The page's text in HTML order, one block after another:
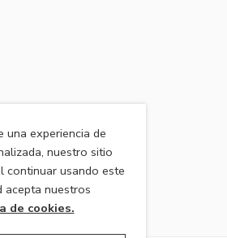
una experiencia de
nuestro sitio
continuar usando este
acepta nuestros
de cookies.